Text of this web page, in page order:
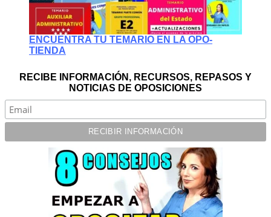
ENCUENTRA TU TEMARIO EN LA OPO-
TIENDA
RECIBE INFORMACIÓN, RECURSOS, REPASOS Y
NOTICIAS DE OPOSICIONES